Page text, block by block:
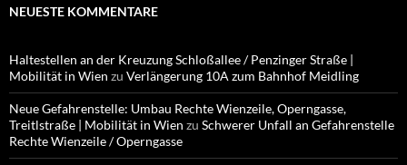
NEUESTE KOMMENTARE
Haltestellen an der Kreuzung Schloßallee / Penzinger Straße |
Mobilität in Wien zu Verlängerung 10A zum Bahnhof Meidling
Neue Gefahrenstelle: Umbau Rechte Wienzeile, Operngasse,
Treitlstraße | Mobilität in Wien zu Schwerer Unfall an Gefahrenstelle
Rechte Wienzeile / Operngasse